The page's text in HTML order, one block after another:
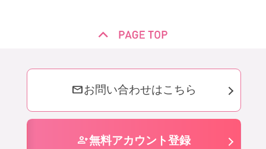
mailお問い合わせはこちら
person_add無料アカウント登録